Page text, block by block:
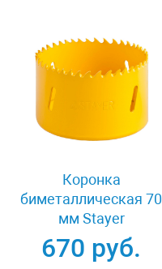
Коронка
биметаллическая 70
мм Stayer
PROFESSIONAL
29547-070
670 руб.